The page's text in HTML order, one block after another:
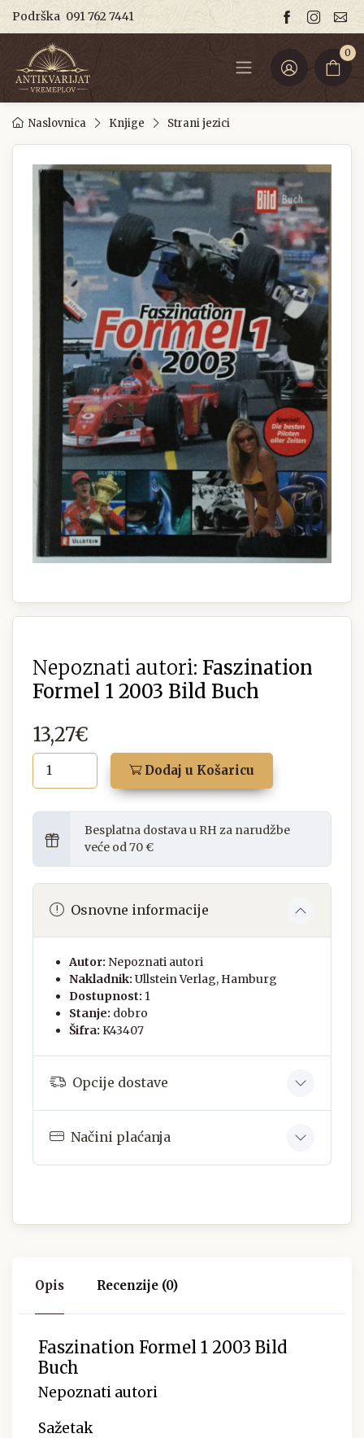
Podrška 091 762 7441
0
Naslovnica Knjige Strani jezici
Nepoznati autori: Faszination
Formel 1 2003 Bild Buch
13,27€
Dodaj u Košaricu
Besplatna dostava u RH za narudžbe
veće od 70 €
Osnovne informacije
Autor: Nepoznati autori
Nakladnik: Ullstein Verlag, Hamburg
Dostupnost: 1
Stanje: dobro
Šifra: K43407
Opcije dostave
Načini plaćanja
Opis Recenzije (0)
Faszination Formel 1 2003 Bild
Buch
Nepoznati autori
Sažetak